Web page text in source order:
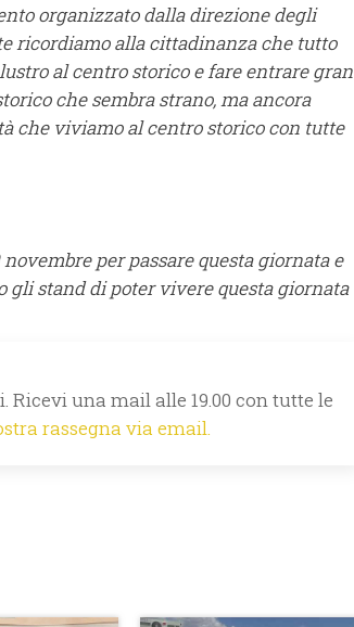
organizzato dalla direzione degli
ricordiamo alla cittadinanza che tutto
al centro storico e fare entrare gran
che sembra strano, ma ancora
che viviamo al centro storico con tutte
per passare questa giornata e
stand di poter vivere questa giornata
una mail alle 19.00 con tutte le
rassegna via email.